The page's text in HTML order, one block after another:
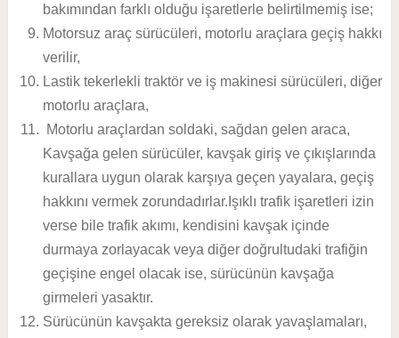
bakımından farklı olduğu işaretlerle belirtilmemiş ise;
Motorsuz araç sürücüleri, motorlu araçlara geçiş hakkı
verilir,
Lastik tekerlekli traktör ve iş makinesi sürücüleri, diğer
motorlu araçlara,
Motorlu araçlardan soldaki, sağdan gelen araca,
Kavşağa gelen sürücüler, kavşak giriş ve çıkışlarında
kurallara uygun olarak karşıya geçen yayalara, geçiş
hakkını vermek zorundadırlar.Işıklı trafik işaretleri izin
verse bile trafik akımı, kendisini kavşak içinde
durmaya zorlayacak veya diğer doğrultudaki trafiğin
geçişine engel olacak ise, sürücünün kavşağa
girmeleri yasaktır.
Sürücünün kavşakta gereksiz olarak yavaşlamaları,